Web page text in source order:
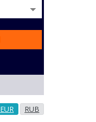
EUR RUB